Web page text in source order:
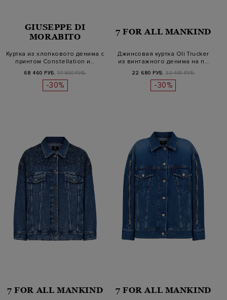
GIUSEPPE DI
MORABITO
Куртка из хлопкового денима с
принтом Constellation и…
68 460 РУБ. 97 800 РУБ.
-30%
7 FOR ALL MANKIND
Джинсовая куртка Oli Trucker
из винтажного денима на п…
22 680 РУБ. 32 400 РУБ.
-30%
7 FOR ALL MANKIND 7 FOR ALL MANKIND